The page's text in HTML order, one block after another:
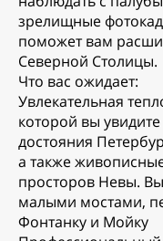
зрелищные
поможет вам
Северной Столицы.
Что вас ожидает:
Увлекательная
которой вы
достояния
а также
просторов Невы.
малыми мостами,
Фонтанку и Мойку